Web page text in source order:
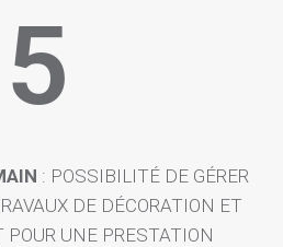
5
: POSSIBILITÉ DE GÉRER
DE DÉCORATION ET
POUR UNE PRESTATION